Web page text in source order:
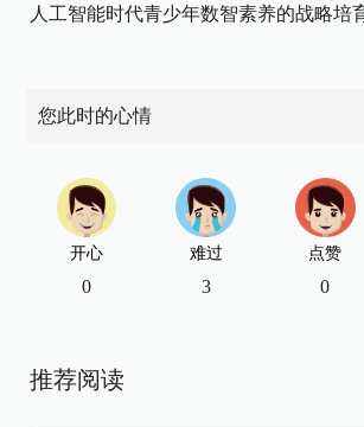
人工智能时代青少年数智素养的战略培
您此时的心情
开心
0
难过
3
点赞
0
推荐阅读